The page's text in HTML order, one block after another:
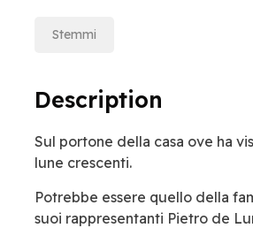
Stemmi
Description
Sul portone della casa ove ha
lune crescenti.
Potrebbe essere quello della
suoi rappresentanti Pietro de